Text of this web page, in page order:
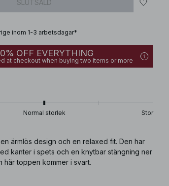
SLUTSÅLD
inom 1-3 arbetsdagar*
OFF EVERYTHING
at checkout when buying two items or more
Normal storlek Stor
ärmlös design och en relaxed fit. Den har
kanter i spets och en knytbar stängning ner
här toppen kommer i svart.